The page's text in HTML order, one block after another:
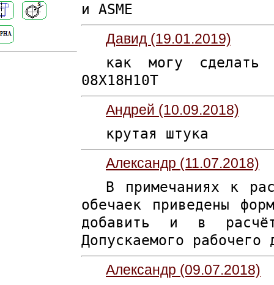
и ASME
Давид (19.01.2019)
как могу
08Х18Н10Т
Андрей (10.09.2018)
крутая штука
Александр (11.07.2018)
В примечаниях к
обечаек приведены
добавить и в
Допускаемого
Александр (09.07.2018)